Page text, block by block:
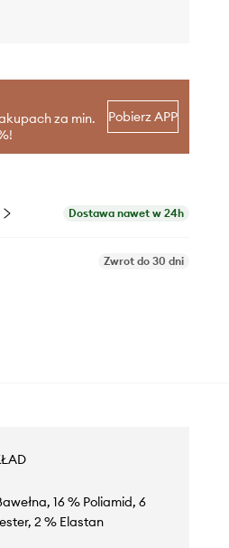
za min.
Pobierz APP
Dostawa nawet w 24h
Zwrot do 30 dni
16 % Poliamid, 6
2 % Elastan